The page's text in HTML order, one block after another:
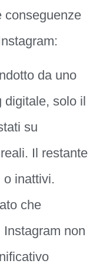
conseguenze
da uno
digitale, solo il
su
Il restante
inattivi.
che
Instagram non